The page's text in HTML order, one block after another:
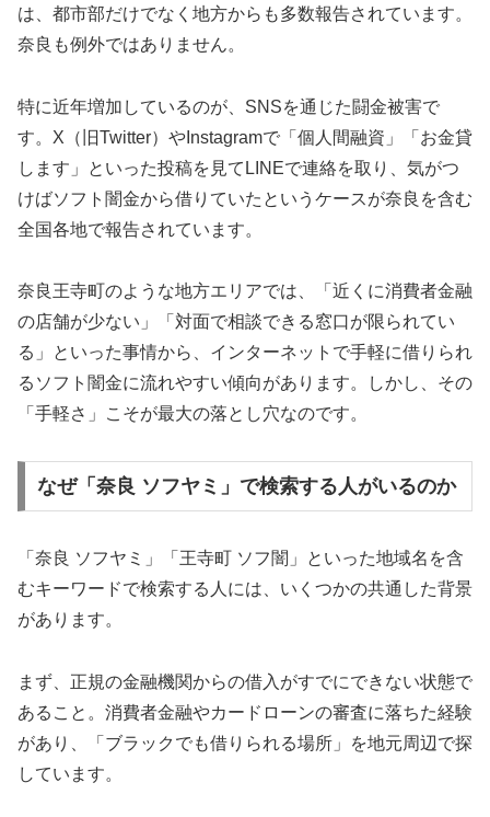
は、都市部だけでなく地方からも多数報告されています。
奈良も例外ではありません。
特に近年増加しているのが、SNSを通じた闘金被害で
す。X（旧Twitter）やInstagramで「個人間融資」「お金貸
します」といった投稿を見てLINEで連絡を取り、気がつ
けばソフト闇金から借りていたというケースが奈良を含む
全国各地で報告されています。
奈良王寺町のような地方エリアでは、「近くに消費者金融
の店舗が少ない」「対面で相談できる窓口が限られてい
る」といった事情から、インターネットで手軽に借りられ
るソフト闇金に流れやすい傾向があります。しかし、その
「手軽さ」こそが最大の落とし穴なのです。
なぜ「奈良 ソフヤミ」で検索する人がいるのか
「奈良 ソフヤミ」「王寺町 ソフ闇」といった地域名を含
むキーワードで検索する人には、いくつかの共通した背景
があります。
まず、正規の金融機関からの借入がすでにできない状態で
あること。消費者金融やカードローンの審査に落ちた経験
があり、「ブラックでも借りられる場所」を地元周辺で探
しています。